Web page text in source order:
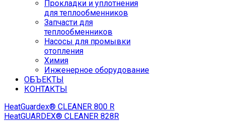
Прокладки и уплотнения
для теплообменников
Запчасти для
теплообменников
Насосы для промывки
отопления
Химия
Инженерное оборудование
ОБЪЕКТЫ
КОНТАКТЫ
HeatGuardex® CLEANER 800 R
HeatGUARDEX® CLEANER 828R